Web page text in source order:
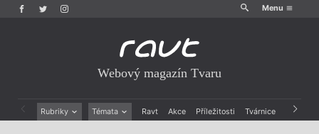
Menu
Webový magazín Tvaru
Rubriky Témata Ravt Akce Příležitosti Tvárnice Archiv